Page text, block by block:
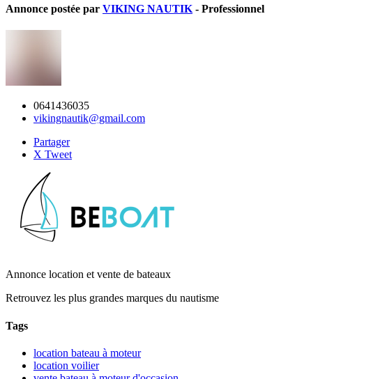
Annonce postée par VIKING NAUTIK - Professionnel
0641436035
vikingnautik@gmail.com
Partager
X Tweet
Annonce location et vente de bateaux
Retrouvez les plus grandes marques du nautisme
Tags
location bateau à moteur
location voilier